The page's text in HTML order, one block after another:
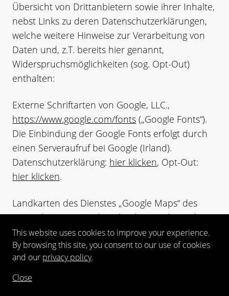
Übersicht von Drittanbietern sowie ihrer Inhalte,
nebst Links zu deren Datenschutzerklärungen,
welche weitere Hinweise zur Verarbeitung von
Daten und, z.T. bereits hier genannt,
Widerspruchsmöglichkeiten (sog. Opt-Out)
enthalten:
Externe Schriftarten von Google, LLC.,
https://www.google.com/fonts („Google Fonts“).
Die Einbindung der Google Fonts erfolgt durch
einen Serveraufruf bei Google (Irland).
Datenschutzerklärung: hier klicken, Opt-Out:
hier klicken.
Landkarten des Dienstes „Google Maps“ des
Drittanbieters (Google Ireland Limited, Gordon
House, Barrow Street, Dublin 4, Irland).
Datenschutzerklärung:hier klicken , Opt-Out:
hier klicken.
This website uses cookies to improve your experience.
By browsing this site, you consent to our use of cookies
and our privacy policy.
Close